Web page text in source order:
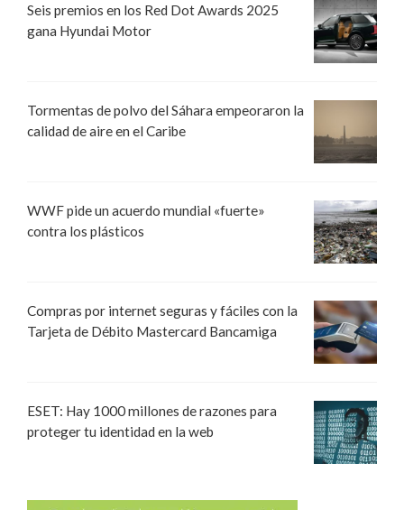
Seis premios en los Red Dot Awards 2025
gana Hyundai Motor
Tormentas de polvo del Sáhara empeoraron la
calidad de aire en el Caribe
WWF pide un acuerdo mundial «fuerte»
contra los plásticos
Compras por internet seguras y fáciles con la
Tarjeta de Débito Mastercard Bancamiga
ESET: Hay 1000 millones de razones para
proteger tu identidad en la web